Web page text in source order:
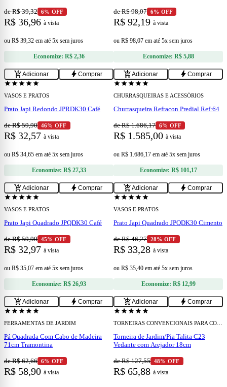
de R$ 39,32 6% OFF
R$ 36,96 à vista
ou R$ 39,32 em até 5x sem juros
Economize: R$ 2,36
add_shopping_cartAdicionar bolt Comprar
de R$ 98,07 6% OFF
R$ 92,19 à vista
ou R$ 98,07 em até 5x sem juros
Economize: R$ 5,88
add_shopping_cartAdicionar bolt Comprar
add
starstarstarstarstar
VASOS E PRATOS
Prato Japi Redondo JPRDK30 Café
de R$ 59,90 46% OFF
R$ 32,57 à vista
ou R$ 34,65 em até 5x sem juros
Economize: R$ 27,33
add_shopping_cartAdicionar bolt Comprar
add
starstarstarstarstar
CHURRASQUEIRAS E ACESSÓRIOS
Churrasqueira Refracon Predial Ref:64
de R$ 1.686,17 6% OFF
R$ 1.585,00 à vista
ou R$ 1.686,17 em até 5x sem juros
Economize: R$ 101,17
add_shopping_cartAdicionar bolt Comprar
add
starstarstarstarstar
VASOS E PRATOS
Prato Japi Quadrado JPQDK30 Café
de R$ 59,90 45% OFF
R$ 32,97 à vista
ou R$ 35,07 em até 5x sem juros
Economize: R$ 26,93
add_shopping_cartAdicionar bolt Comprar
add
starstarstarstarstar
VASOS E PRATOS
Prato Japi Quadrado JPQDK30 Cimento
de R$ 46,27 28% OFF
R$ 33,28 à vista
ou R$ 35,40 em até 5x sem juros
Economize: R$ 12,99
add_shopping_cartAdicionar bolt Comprar
add
starstarstarstarstar
FERRAMENTAS DE JARDIM
Pá Quadrada Com Cabo de Madeira
71cm Tramontina
de R$ 62,66 6% OFF
R$ 58,90 à vista
add
starstarstarstarstar
Torneira de Jardim/Pia Talita C23
Vedante com Arejador 18cm
de R$ 127,55 48% OFF
R$ 65,88 à vista